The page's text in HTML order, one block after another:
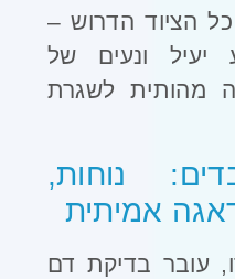
הציוד הדרוש –
ונעים של
מהותית לשגרת
נוחות,
אמיתית
עובר בדיקת דם